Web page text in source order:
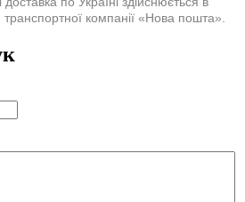
транспортної компанії «Нова пошта».